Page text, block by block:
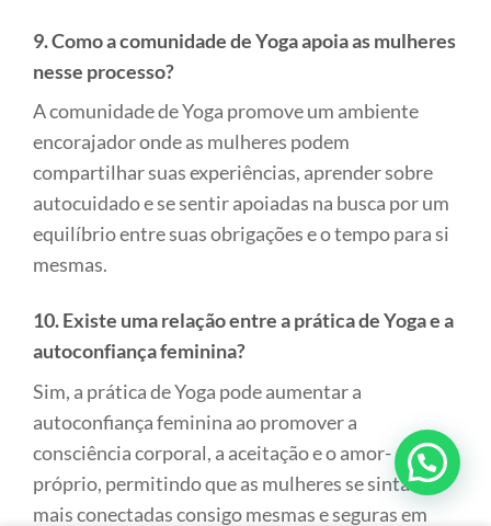
9. Como a comunidade de Yoga apoia as mulheres
nesse processo?
A comunidade de Yoga promove um ambiente
encorajador onde as mulheres podem
compartilhar suas experiências, aprender sobre
autocuidado e se sentir apoiadas na busca por um
equilíbrio entre suas obrigações e o tempo para si
mesmas.
10. Existe uma relação entre a prática de Yoga e a
autoconfiança feminina?
Sim, a prática de Yoga pode aumentar a
autoconfiança feminina ao promover a
consciência corporal, a aceitação e o amor-
próprio, permitindo que as mulheres se sintam
mais conectadas consigo mesmas e seguras em